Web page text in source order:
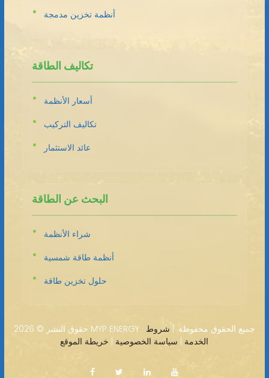
أنظمة تخزين مدمجة
تكاليف الطاقة
أسعار الأنظمة
تكاليف التركيب
عائد الاستثمار
البحث عن الطاقة
شراء الأنظمة
أنظمة طاقة شمسية
حلول تخزين طاقة
حقوق النشر © 2026 MYP ENERGY · جميع الحقوق محفوظة. | شروط
الخدمة | سياسة الخصوصية | خريطة الموقع